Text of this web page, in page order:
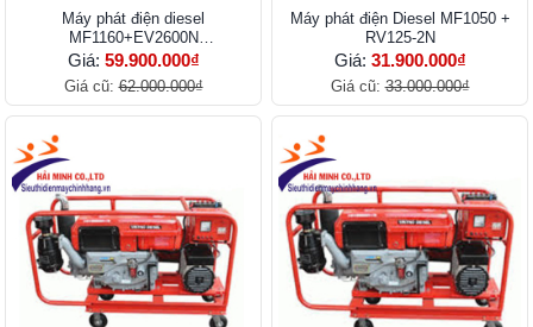
Máy phát điện diesel
MF1160+EV2600N
(MF1160S+EV2600NB)
Giá: 59.900.000₫
Giá cũ:62.000.000₫
Máy phát điện Diesel MF1050 +
RV125-2N
Giá: 31.900.000₫
Giá cũ:33.000.000₫